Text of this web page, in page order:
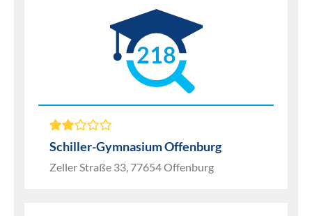
218
Schiller-Gymnasium Offenburg
Zeller Straße 33, 77654 Offenburg